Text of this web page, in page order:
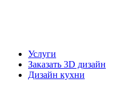
Услуги
Заказать 3D дизайн
Дизайн кухни